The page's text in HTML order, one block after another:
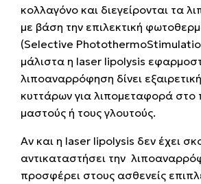
κολλαγόνο και διεγείρονται τα
με βάση την επιλεκτική
(Selective
μάλιστα η laser lipolysis
λιποαναρρόφηση δίνει
κυττάρων για λιπομεταφορά
μαστούς ή τους γλουτούς.
Αν και η laser lipolysis δεν έχει
αντικαταστήσει την
προσφέρει στους ασθενείς